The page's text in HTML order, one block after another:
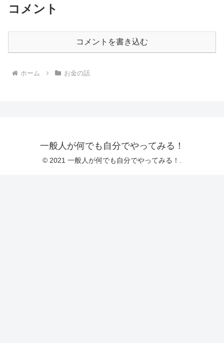
コメント
コメントを書き込む
ホーム お金の話
一般人が何でも自分でやってみる！
© 2021 一般人が何でも自分でやってみる！.